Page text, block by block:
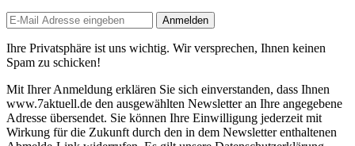
Anmelden
Ihre Privatsphäre ist uns wichtig. Wir versprechen, Ihnen keinen
Spam zu schicken!
Mit Ihrer Anmeldung erklären Sie sich einverstanden, dass Ihnen
www.7aktuell.de den ausgewählten Newsletter an Ihre angegebene
Adresse übersendet. Sie können Ihre Einwilligung jederzeit mit
Wirkung für die Zukunft durch den in dem Newsletter enthaltenen